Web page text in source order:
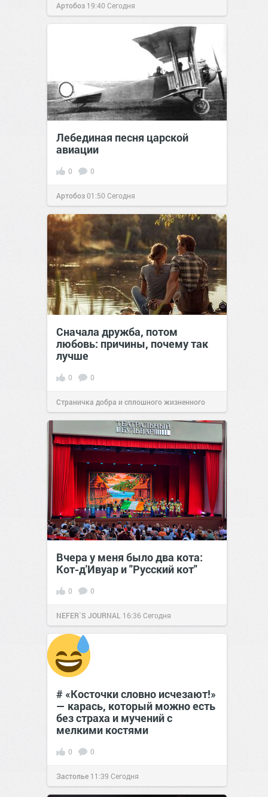
Артобоз 19:40 Сегодня
Лебединая песня царской
авиации
0 0
Артобоз01:50 Сегодня
Сначала дружба, потом
любовь: причины, почему так
лучше
0 0
Страничка добра и сплошного жизненного
позитива!16:38Сегодня
Вчера у меня было два кота:
Кот-д'Ивуар и "Русский кот"
0 0
NEFER`S JOURNAL 16:36Сегодня
# «Косточки словно исчезают!»
— карась, который можно есть
без страха и мучений с
мелкими костями
0 0
Застолье 11:39 Сегодня